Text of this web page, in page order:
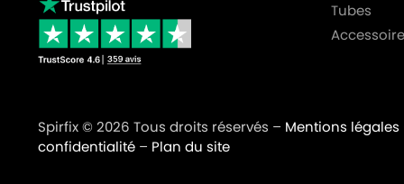
MIELE
MIELE
MIELE
MIELE S4774
Tubes
Spirfix © 2026 Tous droits réservés – Mentions légales
confidentialité– Plan du site